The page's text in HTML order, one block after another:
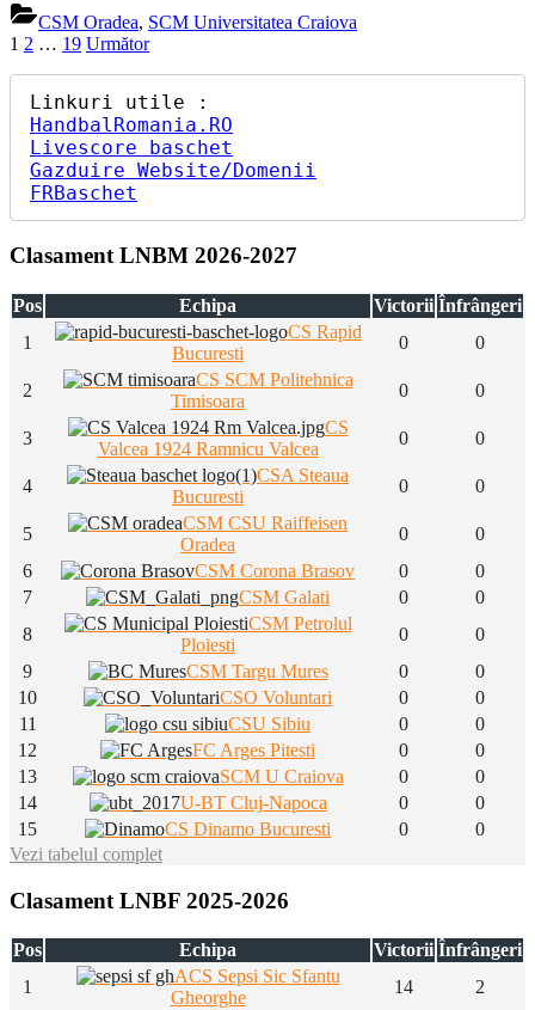
Oradea
câștigă
fața
celor
de
la
SCM
U
CSM Oradea, SCM Universitatea Craiova
Paginație
articole
1 2 … 19 Următor
HandbalRomania.RO
Livescore baschet
Gazduire Website/Domenii
FRBaschet
Clasament LNBM 2026-2027
Pos Echipa Victorii Înfrângeri
1
CS Rapid
Bucuresti
0 0
2
CS SCM Politehnica
Timisoara
0 0
3
CS
Valcea 1924 Ramnicu Valcea
0 0
4
CSA Steaua
Bucuresti
0 0
5
CSM CSU Raiffeisen
Oradea
0
0
6
CSM Corona Brasov 0
0
7
CSM Galati 0
0
8
CSM Petrolul
Ploiesti
0
0
9
CSM Targu Mures 0
0
10
CSO Voluntari 0
0
11
CSU Sibiu 0
0
12
FC Arges Pitesti 0
0
13
SCM U Craiova 0
0
14
U-BT Cluj-Napoca 0
0
15
CS Dinamo Bucuresti 0
0
Vezi tabelul complet
Clasament LNBF 2025-2026
Pos Echipa Victorii Înfrângeri
1
ACS Sepsi Sic Sfantu
Gheorghe
14 2